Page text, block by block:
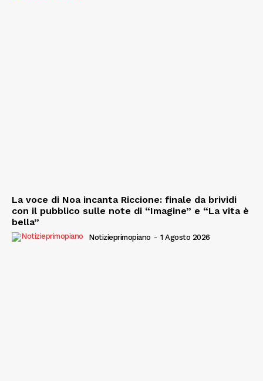
La voce di Noa incanta Riccione: finale da brividi
con il pubblico sulle note di “Imagine” e “La vita è
bella”
Notizieprimopiano - 1 Agosto 2026